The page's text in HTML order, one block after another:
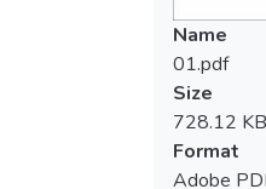
Name
01.pdf
Size
728.12 KB
Format
Adobe